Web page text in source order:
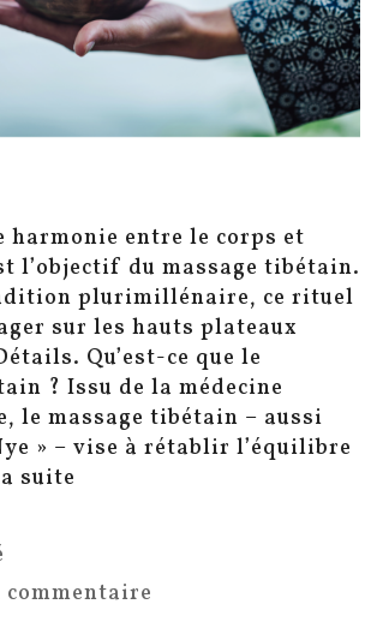
harmonie entre le corps et
l’objectif du massage tibétain.
plurimillénaire, ce rituel
sur les hauts plateaux
Qu’est-ce que le
? Issu de la médecine
le massage tibétain – aussi
» – vise à rétablir l’équilibre
suite